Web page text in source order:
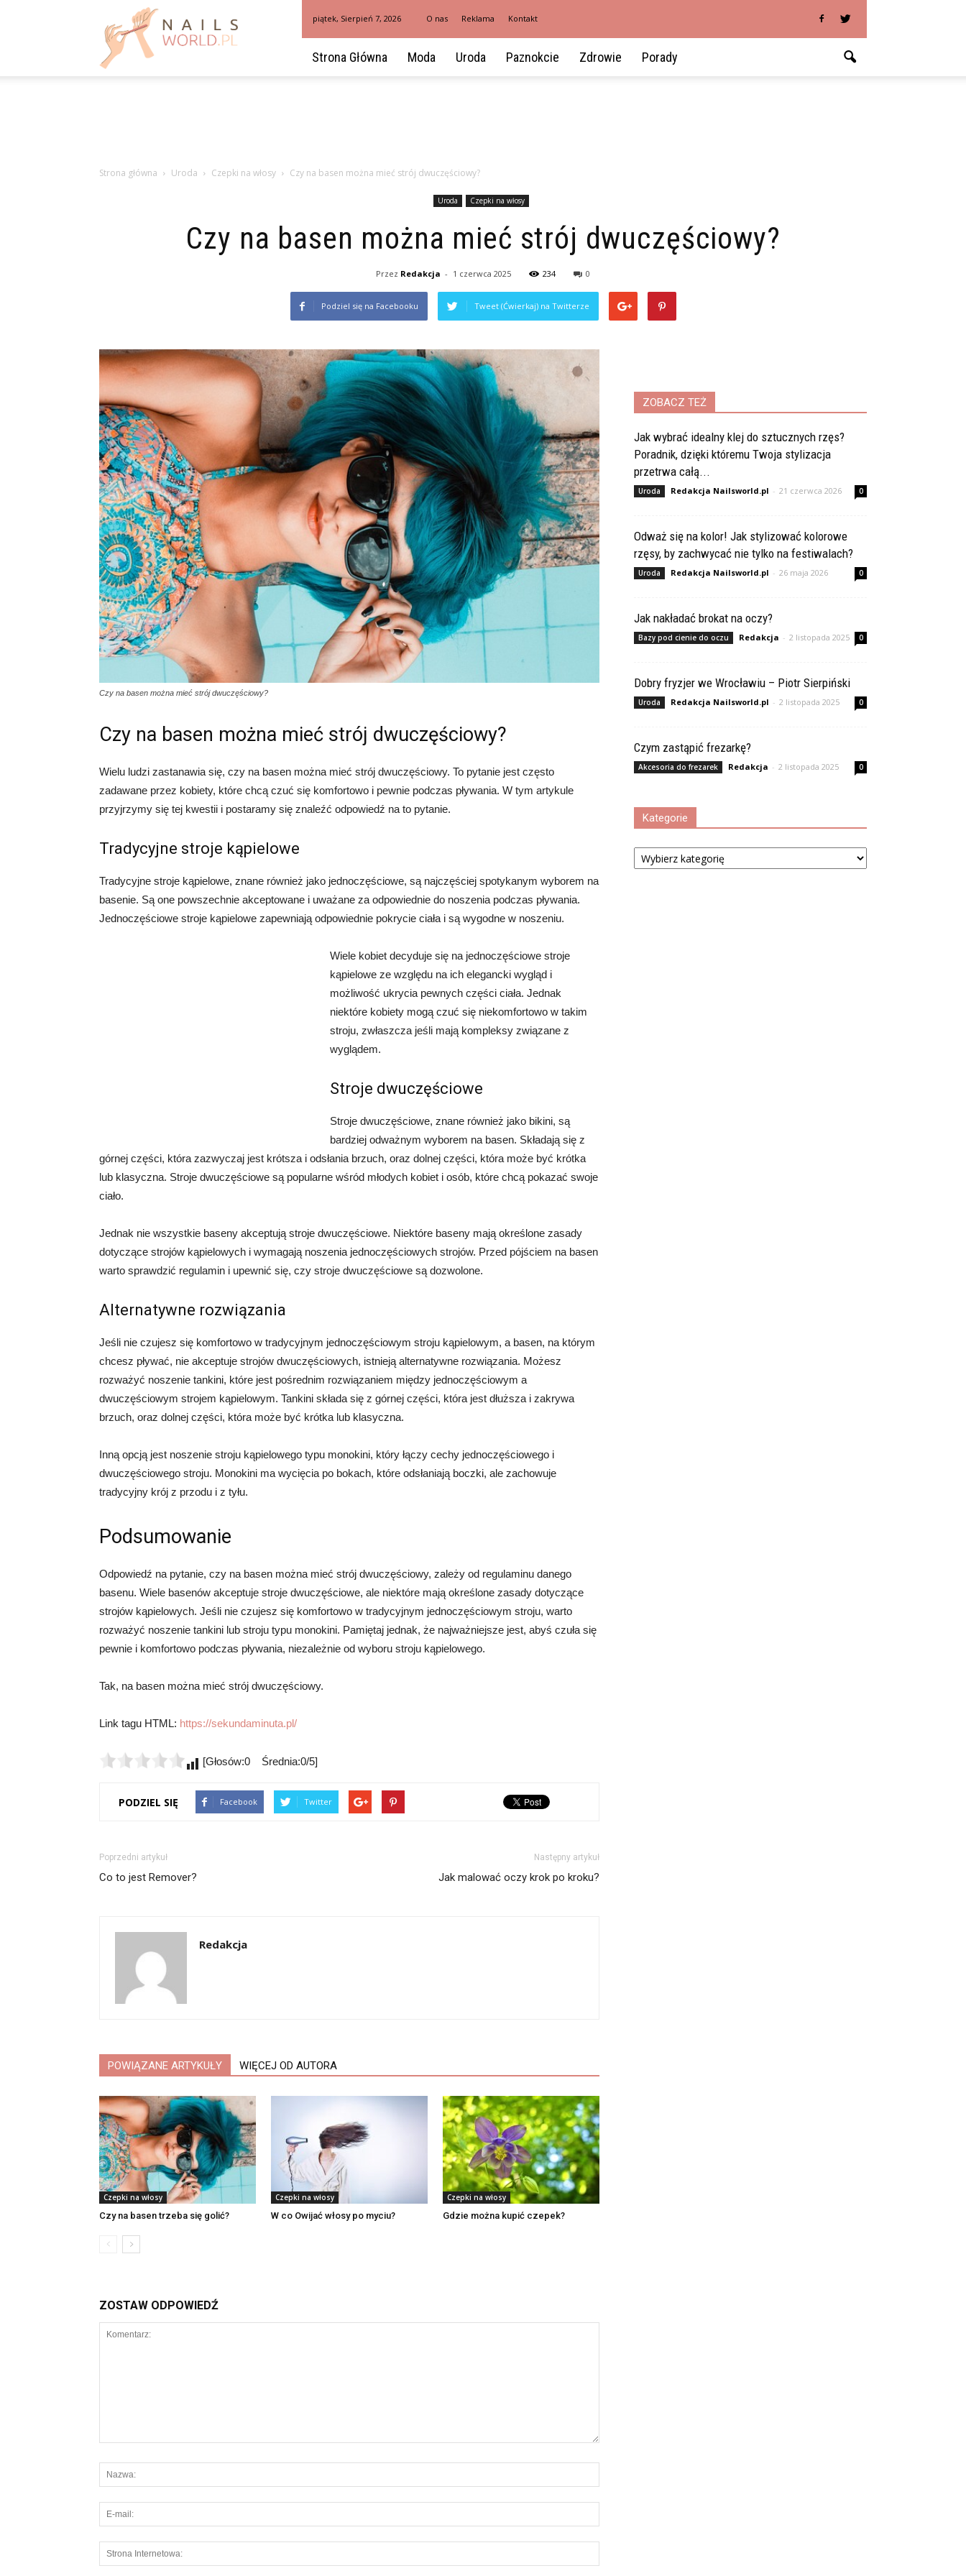
NailsWorld.pl
piątek, Sierpień 7, 2026 O nas Reklama Kontakt
Strona Główna Moda Uroda Paznokcie Zdrowie Porady
Strona główna Uroda Czepki na włosy Czy na basen można mieć strój dwuczęściowy?
Uroda Czepki na włosy
Czy na basen można mieć strój dwuczęściowy?
Przez Redakcja - 1 czerwca 2025 234 0
Podziel się na Facebooku Tweet (Ćwierkaj) na Twitterze
Czy na basen można mieć strój dwuczęściowy?
Czy na basen można mieć strój dwuczęściowy?
Wielu ludzi zastanawia się, czy na basen można mieć strój dwuczęściowy. To pytanie jest często
zadawane przez kobiety, które chcą czuć się komfortowo i pewnie podczas pływania. W tym artykule
przyjrzymy się tej kwestii i postaramy się znaleźć odpowiedź na to pytanie.
Tradycyjne stroje kąpielowe
Tradycyjne stroje kąpielowe, znane również jako jednoczęściowe, są najczęściej spotykanym wyborem na
basenie. Są one powszechnie akceptowane i uważane za odpowiednie do noszenia podczas pływania.
Jednoczęściowe stroje kąpielowe zapewniają odpowiednie pokrycie ciała i są wygodne w noszeniu.
Wiele kobiet decyduje się na jednoczęściowe stroje
kąpielowe ze względu na ich elegancki wygląd i
możliwość ukrycia pewnych części ciała. Jednak
niektóre kobiety mogą czuć się niekomfortowo w takim
stroju, zwłaszcza jeśli mają kompleksy związane z
wyglądem.
Stroje dwuczęściowe
Stroje dwuczęściowe, znane również jako bikini, są
bardziej odważnym wyborem na basen. Składają się z
górnej części, która zazwyczaj jest krótsza i odsłania brzuch, oraz dolnej części, która może być krótka
lub klasyczna. Stroje dwuczęściowe są popularne wśród młodych kobiet i osób, które chcą pokazać swoje
ciało.
Jednak nie wszystkie baseny akceptują stroje dwuczęściowe. Niektóre baseny mają określone zasady
dotyczące strojów kąpielowych i wymagają noszenia jednoczęściowych strojów. Przed pójściem na basen
warto sprawdzić regulamin i upewnić się, czy stroje dwuczęściowe są dozwolone.
Alternatywne rozwiązania
Jeśli nie czujesz się komfortowo w tradycyjnym jednoczęściowym stroju kąpielowym, a basen, na którym
chcesz pływać, nie akceptuje strojów dwuczęściowych, istnieją alternatywne rozwiązania. Możesz
rozważyć noszenie tankini, które jest pośrednim rozwiązaniem między jednoczęściowym a
dwuczęściowym strojem kąpielowym. Tankini składa się z górnej części, która jest dłuższa i zakrywa
brzuch, oraz dolnej części, która może być krótka lub klasyczna.
Inną opcją jest noszenie stroju kąpielowego typu monokini, który łączy cechy jednoczęściowego i
dwuczęściowego stroju. Monokini ma wycięcia po bokach, które odsłaniają boczki, ale zachowuje
tradycyjny krój z przodu i z tyłu.
Podsumowanie
Odpowiedź na pytanie, czy na basen można mieć strój dwuczęściowy, zależy od regulaminu danego
basenu. Wiele basenów akceptuje stroje dwuczęściowe, ale niektóre mają określone zasady dotyczące
strojów kąpielowych. Jeśli nie czujesz się komfortowo w tradycyjnym jednoczęściowym stroju, warto
rozważyć noszenie tankini lub stroju typu monokini. Pamiętaj jednak, że najważniejsze jest, abyś czuła się
pewnie i komfortowo podczas pływania, niezależnie od wyboru stroju kąpielowego.
Tak, na basen można mieć strój dwuczęściowy.
Link tagu HTML: https://sekundaminuta.pl/
[Głosów:0 Średnia:0/5]
PODZIEL SIĘ Facebook Twitter
Poprzedni artykuł
Co to jest Remover?
Następny artykuł
Jak malować oczy krok po kroku?
Redakcja
POWIĄZANE ARTYKUŁY WIĘCEJ OD AUTORA
Czepki na włosy
Czy na basen trzeba się golić?
Czepki na włosy
W co Owijać włosy po myciu?
Czepki na włosy
Gdzie można kupić czepek?
ZOSTAW ODPOWIEDŹ
ZOBACZ TEŻ
Jak wybrać idealny klej do sztucznych rzęs?
Poradnik, dzięki któremu Twoja stylizacja
przetrwa całą...
Uroda Redakcja Nailsworld.pl - 21 czerwca 2026 0
Odważ się na kolor! Jak stylizować kolorowe
rzęsy, by zachwycać nie tylko na festiwalach?
Uroda Redakcja Nailsworld.pl - 26 maja 2026 0
Jak nakładać brokat na oczy?
Bazy pod cienie do oczu Redakcja - 2 listopada 2025 0
Dobry fryzjer we Wrocławiu – Piotr Sierpiński
Uroda Redakcja Nailsworld.pl - 2 listopada 2025 0
Czym zastąpić frezarkę?
Akcesoria do frezarek Redakcja - 2 listopada 2025 0
Kategorie
Kategorie